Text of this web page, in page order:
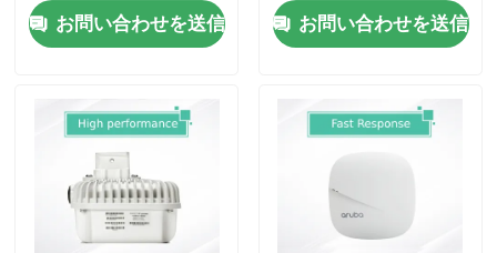
ホーム
私たちについて
お問い合わせを送信
お問い合わせを送信